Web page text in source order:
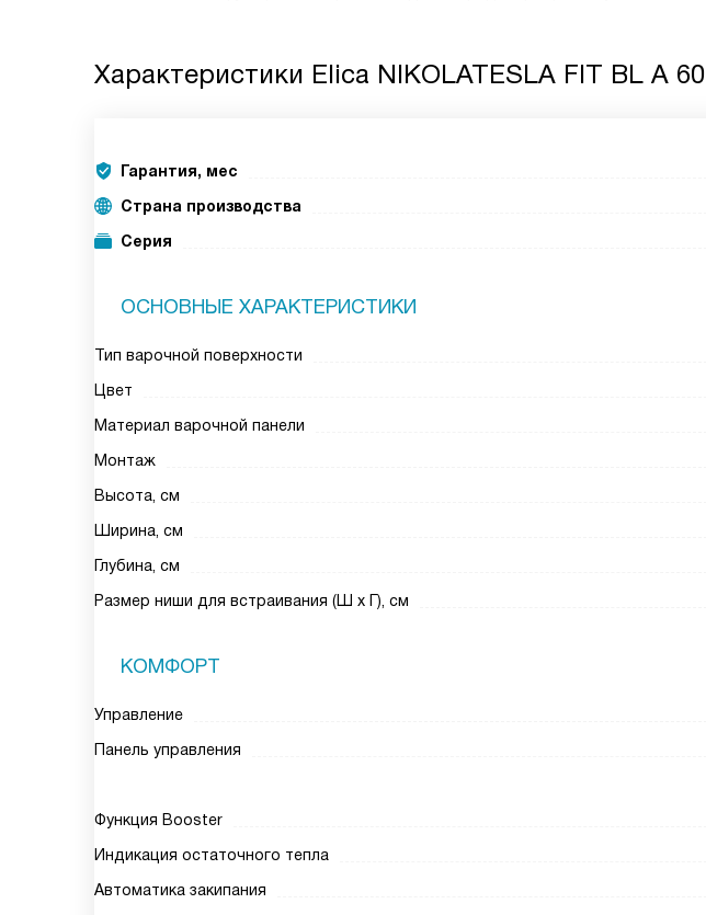
Характеристики Elica NIKOLATESLA FIT BL A 60
Гарантия, мес
Страна производства
Серия
ОСНОВНЫЕ ХАРАКТЕРИСТИКИ
Тип варочной поверхности
Цвет
Материал варочной панели
Монтаж
Высота, см
Ширина, см
Глубина, см
Размер ниши для встраивания (Ш х Г), см
КОМФОРТ
Управление
Панель управления
Функция Booster
Индикация остаточного тепла
Автоматика закипания